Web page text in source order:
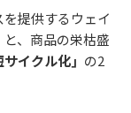
提供するウェイ
、商品の栄枯盛
サイクル化」 の2